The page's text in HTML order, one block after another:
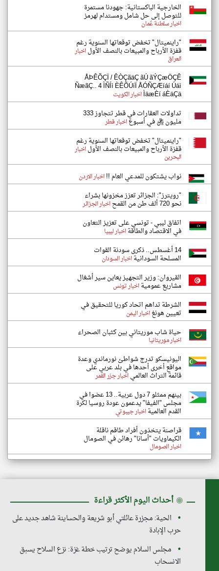
الخارجية الباكستانية: جهودنا مستمرة
للتوصل إلى حل شامل ومستدام لهرمز
اخبار سلطنة عُمان
"راينميتال" تخفض توقعاتها السنوية رغم
قفزة الأرباح والمبيعات بالنصف الأولاخبار
العراق
ÅÞÊÕÇÏ / ÊÒÇãäÇ ãÚ ãÝÇæÖÇÊ
ÑæãÇ.. 4 ÌÑÍì ÈÊÕÚíÏ ÅÓÑÇÆíáí Úáì
ÌäæÈí áÈäÇäاخبار الكويت
تداولات العقارات في قطر تتجاوز 333
مليون ريال في أسبوعاخبار قطر
"راينميتال" تخفض توقعاتها السنوية رغم
قفزة الأرباح والمبيعات بالنصف الأولاخبار
البحرين
نواب يشتكون للمدعي العام !!اخبار الاردن
"رويترز": الجزائر تعزز مخزونها بشراء
نحو 720 ألف طن من القمح اخبار الجزائر
اتفاق ليبي - تونسي على تعزيز التعاون
في الاقتصاد والطاقةاخبار ليبيا
14 أغسطس.. ذكرى سودنة القوات
المسلحة السودانيةاخبار السودان
القيروان: وزير التجهيز يعاين سير أشغال
مشاريع عموميةاخبار تونس
الشرطة تداهم اتحاد كوريا للتحقيق في
تعيين هونغاخبار اليمن
حياة شاب موريتاني بين كثبان الصحراء
اخبار موريتانيا
اليونيسكو تدرج شواطئ نورماندي وعدة
مواقع أخرى أحدها في بلد عربي على
قائمة التراث العالمياخبار جزر القمر
بينهم ممثلو 7 دول عربية.. 13 عضوا في
مجلس "الفيفا" يدعمون عودة روسيا لكرة
القدم العالميةاخبار جيبوتي
قراصنة يتخذون أفراد طاقم ناقلة
الكيماويات "أسانا" رهائن في الصومال
اخبار الصومال
◉ أحداث اليوم الأكثر قراءة
الحية: مجزرة عائلتي أبو شريعة والحساينة شاهد جديد على
حرب الإبادة
مجلس السلام يوضح ترتيب خطة غزة: نزع السلاح يسبق
الانسحاب